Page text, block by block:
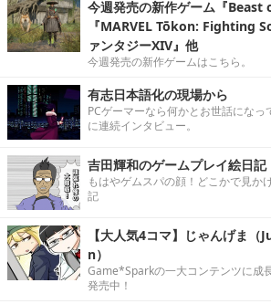
今週発売の新作ゲーム『Beast
『MARVEL Tōkon: Fighting
ァンタジーXIV』他
今週発売の新作ゲームはこちら。
有志日本語化の現場から
PCゲーマーなら何かとお世話にな
に連続インタビュー。
吉田輝和のゲームプレイ絵日記
もはやゲムスパの顔！どこかで見か
記
【大人気4コマ】じゃんげま
n）
Game*Sparkの一大コンテンツに成
発売中！